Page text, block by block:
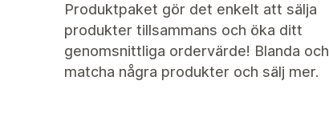
Produktpaket gör det enkelt att sälja
produkter tillsammans och öka ditt
genomsnittliga ordervärde! Blanda och
matcha några produkter och sälj mer.